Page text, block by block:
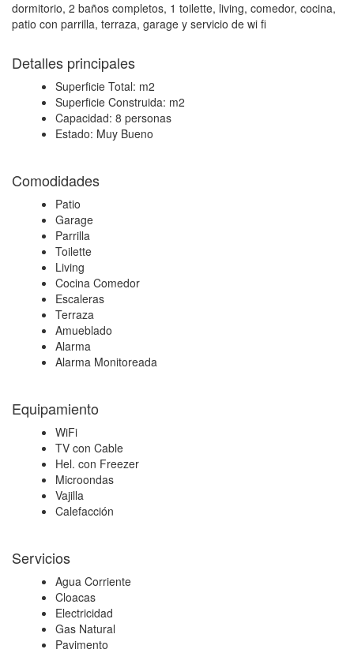
dormitorio, 2 baños completos, 1 toilette, living, comedor, cocina,
patio con parrilla, terraza, garage y servicio de wi fi
Detalles principales
Superficie Total: m2
Superficie Construida: m2
Capacidad: 8 personas
Estado: Muy Bueno
Comodidades
Patio
Garage
Parrilla
Toilette
Living
Cocina Comedor
Escaleras
Terraza
Amueblado
Alarma
Alarma Monitoreada
Equipamiento
WiFi
TV con Cable
Hel. con Freezer
Microondas
Vajilla
Calefacción
Servicios
Agua Corriente
Cloacas
Electricidad
Gas Natural
Pavimento